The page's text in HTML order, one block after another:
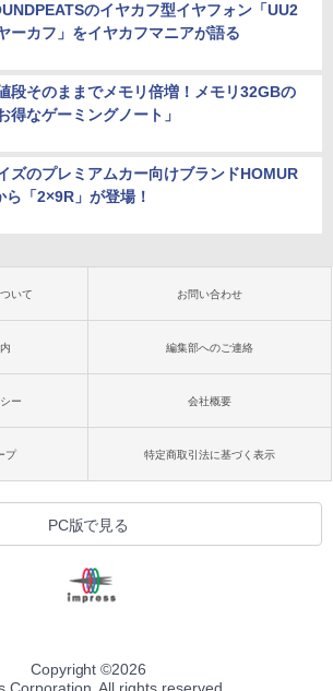
のイヤカフ型イヤフォン「UU2
ーカフ」をイヤカフマニアが語る
段そのままでメモリ倍増！メモリ32GBの
お得なゲーミングノート」
ズのプレミアムカー向けブランドHOMUR
ら「2×9R」が登場！
いて お問い合わせ
編集部へのご連絡
ー 会社概要
プ 特定商取引法に基づく表示
PC版で見る
Copyright ©2026